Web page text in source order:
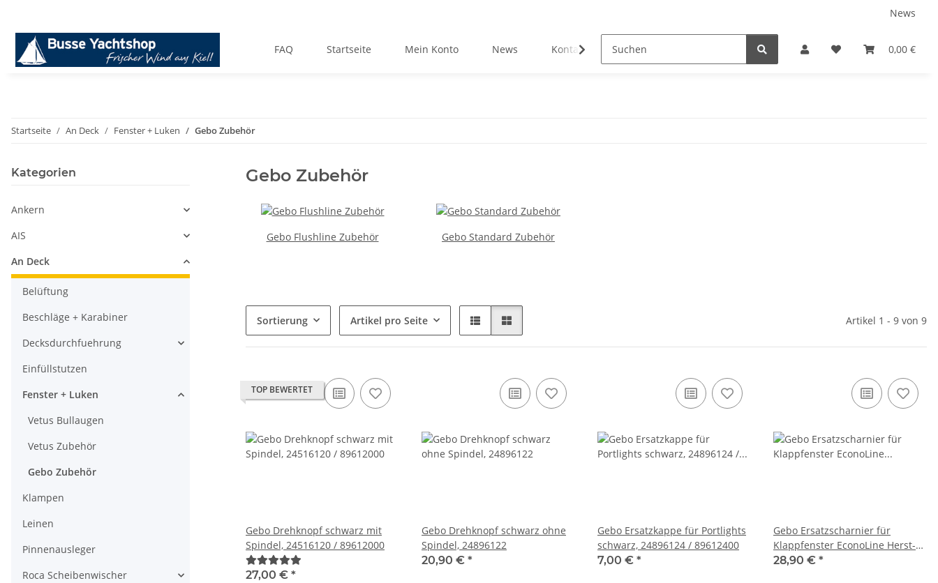
News
0,00 €
FAQ Startseite Mein Konto News Kontakt Service
Startseite An Deck Fenster + Luken Gebo Zubehör
Gebo Zubehör
Gebo Flushline Zubehör Gebo Standard Zubehör
Sortierung Artikel pro Seite Artikel 1 - 9 von 9
TOP BEWERTET
Gebo Drehknopf schwarz mit
Spindel, 24516120 / 89612000
27,00 € *
Gebo Drehknopf schwarz ohne
Spindel, 24896122
20,90 € *
Gebo Ersatzkappe für Portlights
schwarz, 24896124 / 89612400
7,00 € *
Gebo Ersatzscharnier für
Klappfenster EconoLine Herst-
Nr.89700150 / 24897150
28,90 € *
Kategorien
Ankern
AIS
An Deck
Belüftung
Beschläge + Karabiner
Decksdurchfuehrung
Einfüllstutzen
Fenster + Luken
Vetus Bullaugen
Vetus Zubehör
Gebo Zubehör
Klampen
Leinen
Pinnenausleger
Roca Scheibenwischer